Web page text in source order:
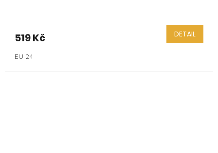
519 Kč DETAIL
EU 24